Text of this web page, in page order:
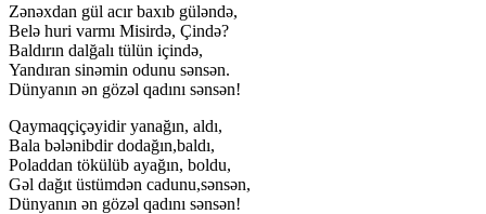
Zənəxdan gül acır baxıb güləndə,
Belə huri varmı Misirdə, Çində?
Baldırın dalğalı tülün içində,
Yandıran sinəmin odunu sənsən.
Dünyanın ən gözəl qadını sənsən!
Qaymaqçiçəyidir yanağın, aldı,
Bala bələnibdir dodağın,baldı,
Poladdan tökülüb ayağın, boldu,
Gəl dağıt üstümdən cadunu,sənsən,
Dünyanın ən gözəl qadını sənsən!